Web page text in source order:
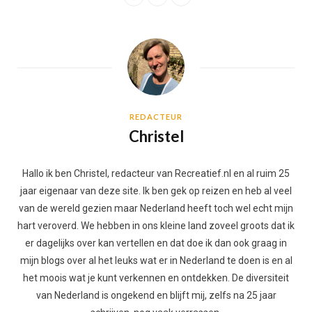
REDACTEUR
Christel
Hallo ik ben Christel, redacteur van Recreatief.nl en al ruim 25
jaar eigenaar van deze site. Ik ben gek op reizen en heb al veel
van de wereld gezien maar Nederland heeft toch wel echt mijn
hart veroverd. We hebben in ons kleine land zoveel groots dat ik
er dagelijks over kan vertellen en dat doe ik dan ook graag in
mijn blogs over al het leuks wat er in Nederland te doen is en al
het moois wat je kunt verkennen en ontdekken. De diversiteit
van Nederland is ongekend en blijft mij, zelfs na 25 jaar